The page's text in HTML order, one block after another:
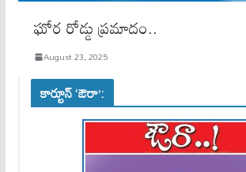
ఘోర రోడ్డు ప్రమాదం..
August 23, 2025
కార్టూన్ ‘ఔరా’: